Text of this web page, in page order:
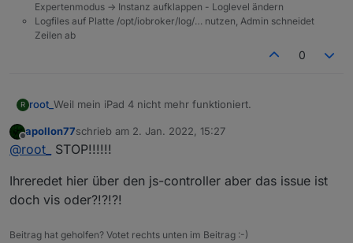
Expertenmodus -> Instanz aufklappen - Loglevel ändern
Logfiles auf Platte /opt/iobroker/log/… nutzen, Admin schneidet
Zeilen ab
0
R root_ Weil mein iPad 4 nicht mehr funktioniert.
Offline
apollon77schrieb am 2. Jan. 2022, 15:27
zuletzt editiert von
@root_
STOP!!!!!!
Ihreredet hier über den js-controller aber das issue ist
doch vis oder?!?!?!
Beitrag hat geholfen? Votet rechts unten im Beitrag :-)